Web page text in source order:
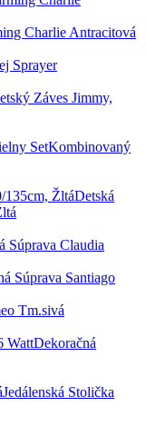
Charlie Antracitová
Sprayer
Záves Jimmy,
Kombinovaný
Detská
Súprava Claudia
Súprava Santiago
Tm.sivá
Dekoračná
Jedálenská Stolička